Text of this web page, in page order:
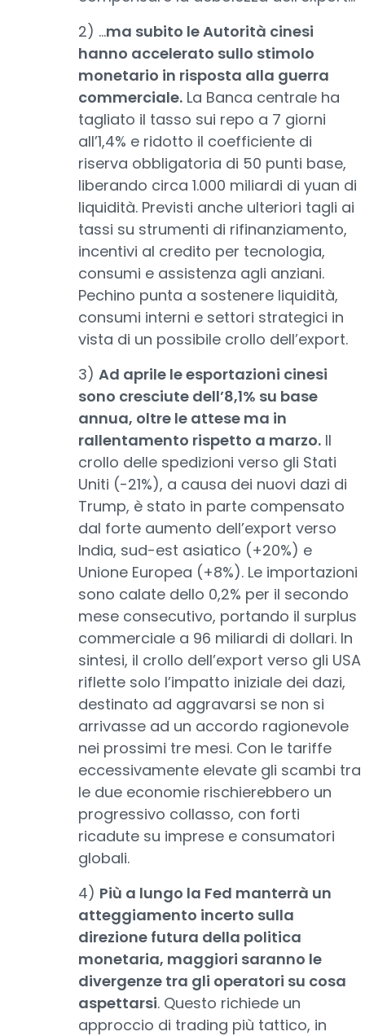
2) …ma subito le Autorità cinesi
hanno accelerato sullo stimolo
monetario in risposta alla guerra
commerciale. La Banca centrale ha
tagliato il tasso sui repo a 7 giorni
all’1,4% e ridotto il coefficiente di
riserva obbligatoria di 50 punti base,
liberando circa 1.000 miliardi di yuan di
liquidità. Previsti anche ulteriori tagli ai
tassi su strumenti di rifinanziamento,
incentivi al credito per tecnologia,
consumi e assistenza agli anziani.
Pechino punta a sostenere liquidità,
consumi interni e settori strategici in
vista di un possibile crollo dell’export.
3) Ad aprile le esportazioni cinesi
sono cresciute dell’8,1% su base
annua, oltre le attese ma in
rallentamento rispetto a marzo. Il
crollo delle spedizioni verso gli Stati
Uniti (-21%), a causa dei nuovi dazi di
Trump, è stato in parte compensato
dal forte aumento dell’export verso
India, sud-est asiatico (+20%) e
Unione Europea (+8%). Le importazioni
sono calate dello 0,2% per il secondo
mese consecutivo, portando il surplus
commerciale a 96 miliardi di dollari. In
sintesi, il crollo dell’export verso gli USA
riflette solo l’impatto iniziale dei dazi,
destinato ad aggravarsi se non si
arrivasse ad un accordo ragionevole
nei prossimi tre mesi. Con le tariffe
eccessivamente elevate gli scambi tra
le due economie rischierebbero un
progressivo collasso, con forti
ricadute su imprese e consumatori
globali.
4) Più a lungo la Fed manterrà un
atteggiamento incerto sulla
direzione futura della politica
monetaria, maggiori saranno le
divergenze tra gli operatori su cosa
aspettarsi. Questo richiede un
approccio di trading più tattico, in